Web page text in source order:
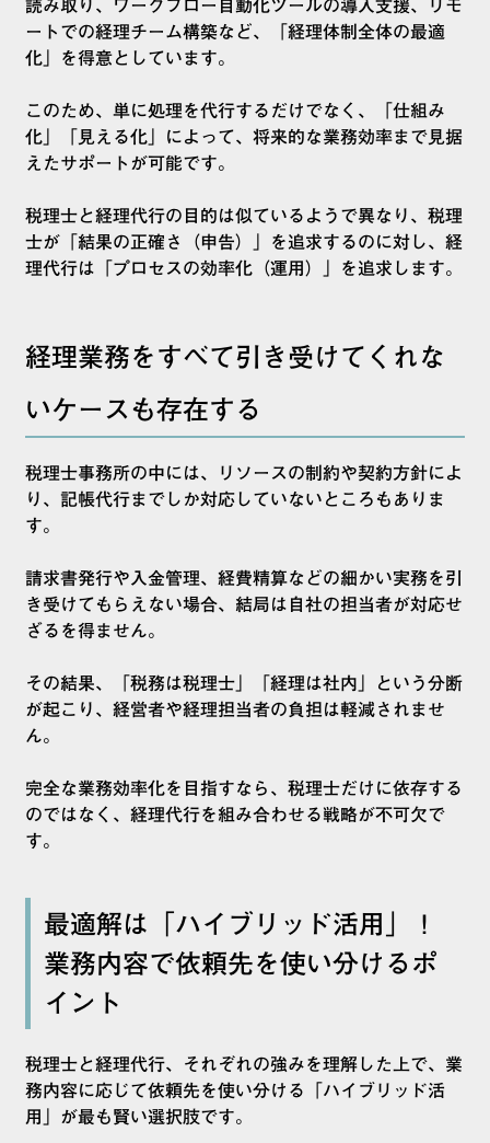
読み取り、ワークフロー自動化ツールの導入支援、リモ
ートでの経理チーム構築など、「経理体制全体の最適
化」を得意としています。
このため、単に処理を代行するだけでなく、「仕組み
化」「見える化」によって、将来的な業務効率まで見据
えたサポートが可能です。
税理士と経理代行の目的は似ているようで異なり、税理
士が「結果の正確さ（申告）」を追求するのに対し、経
理代行は「プロセスの効率化（運用）」を追求します。
経理業務をすべて引き受けてくれな
いケースも存在する
税理士事務所の中には、リソースの制約や契約方針によ
り、記帳代行までしか対応していないところもありま
す。
請求書発行や入金管理、経費精算などの細かい実務を引
き受けてもらえない場合、結局は自社の担当者が対応せ
ざるを得ません。
その結果、「税務は税理士」「経理は社内」という分断
が起こり、経営者や経理担当者の負担は軽減されませ
ん。
完全な業務効率化を目指すなら、税理士だけに依存する
のではなく、経理代行を組み合わせる戦略が不可欠で
す。
最適解は「ハイブリッド活用」！
業務内容で依頼先を使い分けるポ
イント
税理士と経理代行、それぞれの強みを理解した上で、業
務内容に応じて依頼先を使い分ける「ハイブリッド活
用」が最も賢い選択肢です。